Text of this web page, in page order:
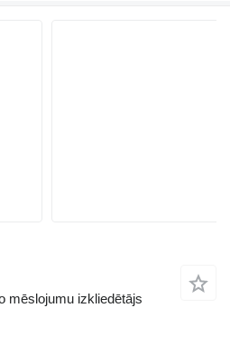
mēslojumu izkliedētājs